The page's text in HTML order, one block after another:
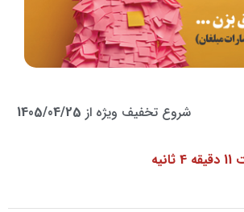
شروع تخفیف ویژه از 1405/04/25